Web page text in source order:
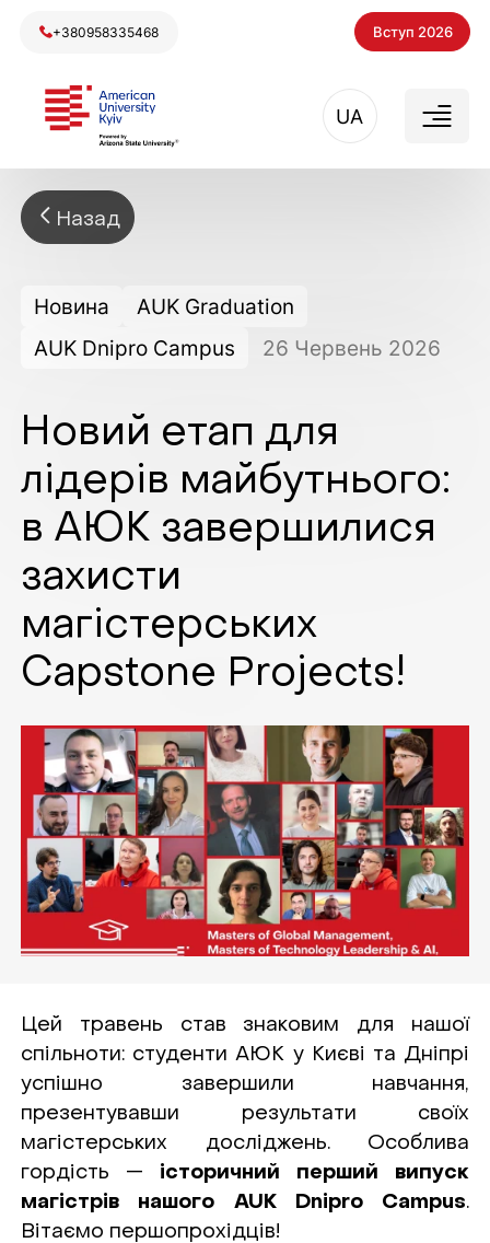
+380958335468 Вступ 2026
UA
Назад
Новина
AUK Graduation
AUK Dnipro Campus
26 Червень 2026
Новий етап для
лідерів майбутнього:
в АЮК завершилися
захисти
магістерських
Capstone Projects!
Цей травень став знаковим для нашої
спільноти: студенти АЮК у Києві та Дніпрі
успішно завершили навчання,
презентувавши результати своїх
магістерських досліджень. Особлива
гордість — історичний перший випуск
магістрів нашого AUK Dnipro Campus.
Вітаємо першопрохідців!